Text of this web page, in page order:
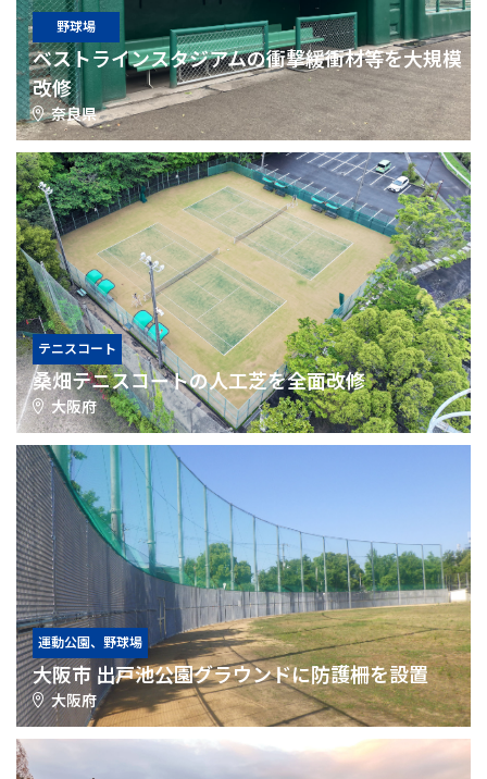
野球場
ベストラインスタジアムの衝撃緩衝材等を大規模
改修
奈良県
テニスコート
桑畑テニスコートの人工芝を全面改修
大阪府
運動公園、野球場
大阪市 出戸池公園グラウンドに防護柵を設置
大阪府